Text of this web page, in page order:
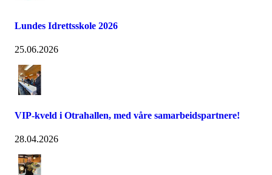
Lundes Idrettsskole 2026
25.06.2026
VIP-kveld i Otrahallen, med våre samarbeidspartnere!
28.04.2026